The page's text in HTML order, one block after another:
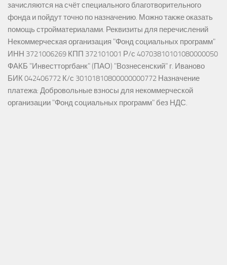
зачисляются на счёт специального благотворительного
фонда и пойдут точно по назначению. Можно также оказать
помощь стройматериалами. Реквизиты для перечислений
Некоммерческая организация "Фонд социальных программ"
ИНН 3721006269 КПП 372101001 Р/с 40703810101080000050
ФАКБ "Инвестторгбанк" (ПАО) "Вознесенский" г. Иваново
БИК 042406772 К/с 30101810800000000772 Назначение
платежа: Добровольные взносы для некоммерческой
организации "Фонд социальных программ" без НДС.